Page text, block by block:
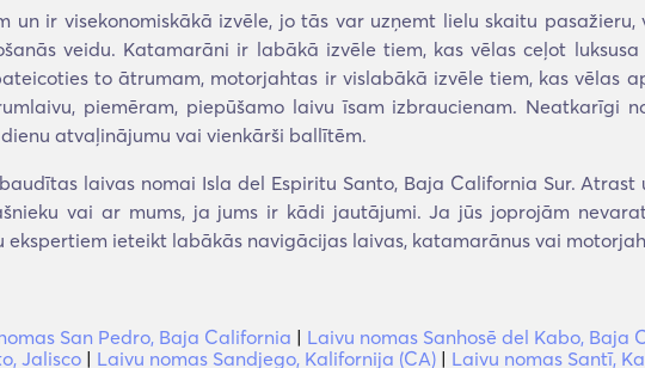
ir visekonomiskākā izvēle, jo tās var uzņemt lielu skaitu
veidu. Katamarāni ir labākā izvēle tiem, kas vēlas ceļot
to ātrumam, motorjahtas ir vislabākā izvēle tiem, kas vēlas
piemēram, piepūšamo laivu īsam izbraucienam. Neatkarīgi
atvaļinājumu vai vienkārši ballītēm.
laivas nomai Isla del Espiritu Santo, Baja California Sur. Atrast
vai ar mums, ja jums ir kādi jautājumi. Ja jūs joprojām
ieteikt labākās navigācijas laivas, katamarānus vai
San Pedro, Baja California | Laivu nomas Sanhosē del Kabo, Baja
Jalisco | Laivu nomas Sandjego, Kalifornija (CA) | Laivu nomas Santī,